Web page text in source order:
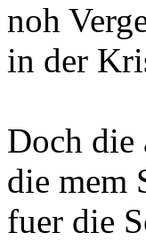
noh
in der
Doch die
die mem
fuer die